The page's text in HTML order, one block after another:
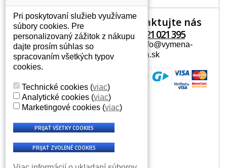
Váš účet
Váš účet
Osobné informácie
Adresy
Kontaktujte nás
+421 221 021 395
Mail: info@vymena-
displeja.sk
Pri poskytovaní služieb využívame
súbory cookies. Pre
personalizovaný zážitok z nákupu
dajte prosím súhlas so
spracovaním všetkých typov
cookies.
Technické cookies (viac)
Analytické cookies (viac)
Marketingové cookies (viac)